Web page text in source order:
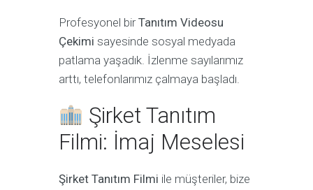
Profesyonel birTanıtım Videosu
Çekimi sayesinde sosyal medyada
patlama yaşadık. İzlenme sayılarımız
arttı, telefonlarımız çalmaya başladı.
Şirket Tanıtım
Filmi: İmaj Meselesi
Şirket Tanıtım Filmi ile müşteriler, bize